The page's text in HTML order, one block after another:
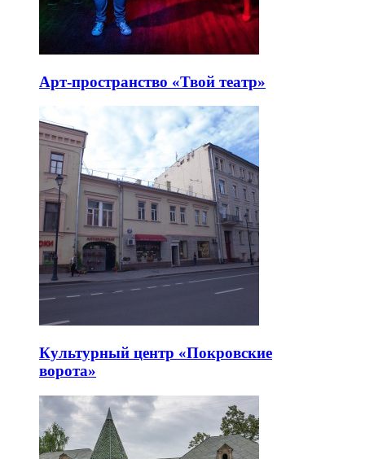
Арт-пространство «Твой театр»
Культурный центр «Покровские
ворота»